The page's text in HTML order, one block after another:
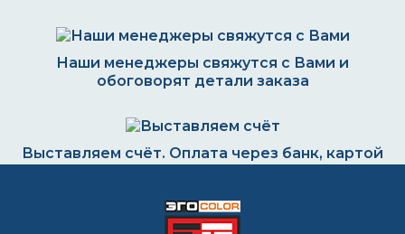
Наши менеджеры свяжутся с Вами и
обоговорят детали заказа
Выставляем счёт. Оплата через банк, картой